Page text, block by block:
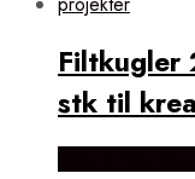
Filtkugler
stk til